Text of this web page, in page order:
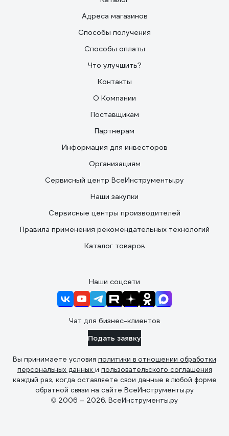
Адреса магазинов
Способы получения
Способы оплаты
Что улучшить?
Контакты
О Компании
Поставщикам
Партнерам
Информация для инвесторов
Организациям
Сервисный центр ВсеИнструменты.ру
Наши закупки
Сервисные центры производителей
Правила применения рекомендательных технологий
Каталог товаров
Наши соцсети
Чат для бизнес-клиентов
Подать заявку
Вы принимаете условия политики в отношении обработки
персональных данных и пользовательского соглашения
каждый раз, когда оставляете свои данные в любой форме
обратной связи на сайте ВсеИнструменты.ру
© 2006 — 2026. ВсеИнструменты.ру